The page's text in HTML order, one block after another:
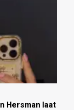
Hersman laat